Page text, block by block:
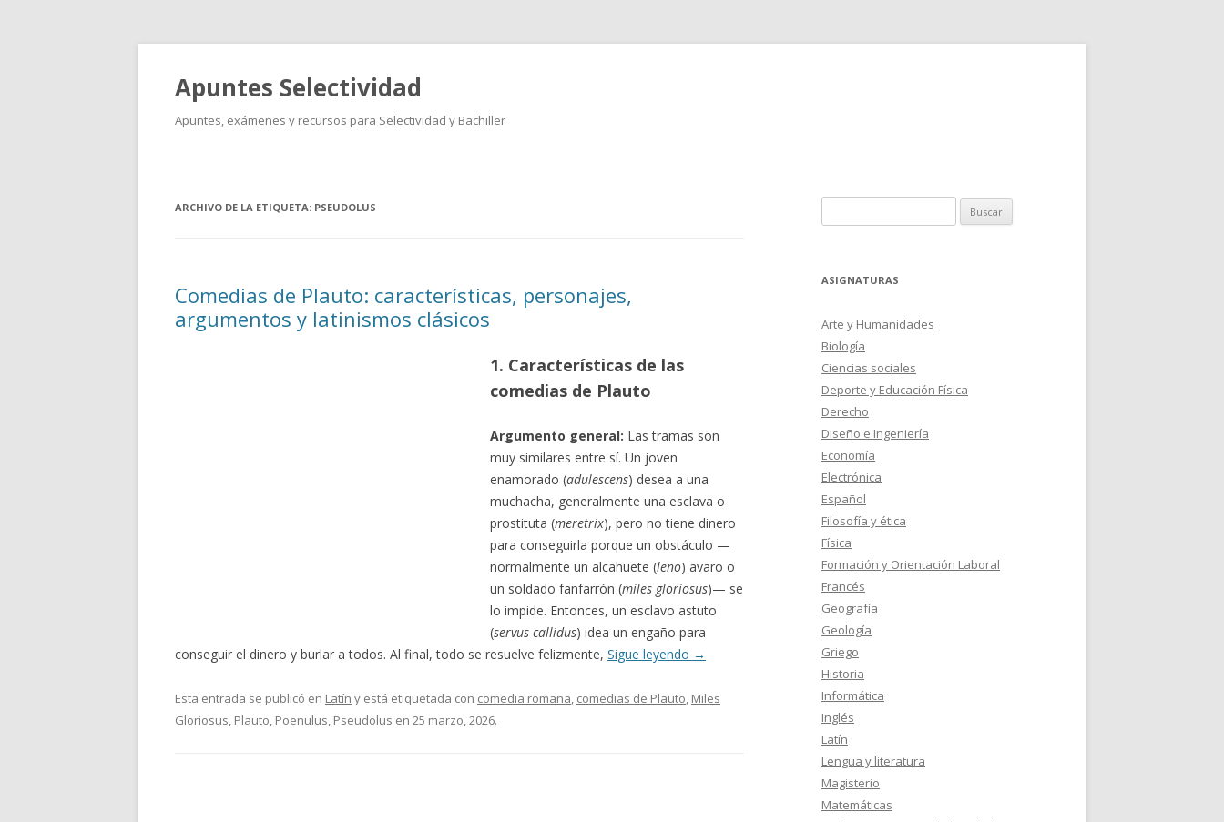
Apuntes Selectividad
Apuntes, exámenes y recursos para Selectividad y Bachiller
ARCHIVO DE LA ETIQUETA: PSEUDOLUS
Comedias de Plauto: características, personajes,
argumentos y latinismos clásicos
1. Características de las
comedias de Plauto
Argumento general: Las tramas son
muy similares entre sí. Un joven
enamorado (adulescens) desea a una
muchacha, generalmente una esclava o
prostituta (meretrix), pero no tiene dinero
para conseguirla porque un obstáculo —
normalmente un alcahuete (leno) avaro o
un soldado fanfarrón (miles gloriosus)— se
lo impide. Entonces, un esclavo astuto
(servus callidus) idea un engaño para
conseguir el dinero y burlar a todos. Al final, todo se resuelve felizmente, Sigue leyendo →
Esta entrada se publicó en Latín y está etiquetada con comedia romana, comedias de Plauto, Miles
Gloriosus, Plauto, Poenulus, Pseudolus en 25 marzo, 2026.
ASIGNATURAS
Arte y Humanidades
Biología
Ciencias sociales
Deporte y Educación Física
Derecho
Diseño e Ingeniería
Economía
Electrónica
Español
Filosofía y ética
Física
Formación y Orientación Laboral
Francés
Geografía
Geología
Griego
Historia
Informática
Inglés
Latín
Lengua y literatura
Magisterio
Matemáticas